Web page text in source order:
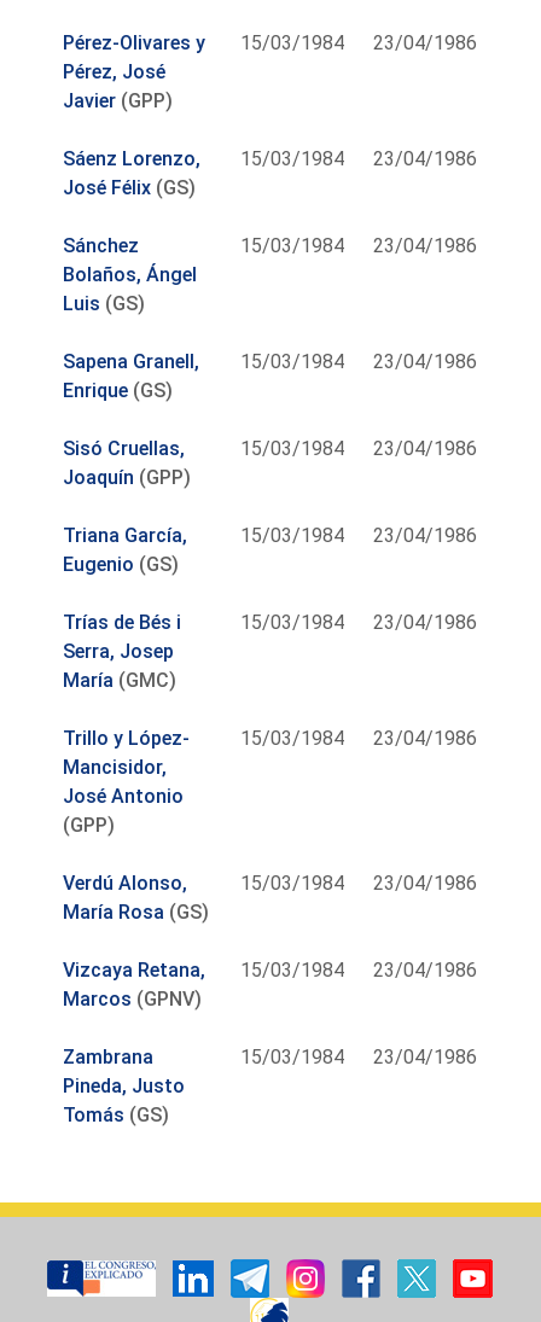
Pérez-Olivares y
Pérez, José
Javier (GPP)
15/03/1984 23/04/1986
Sáenz Lorenzo,
José Félix (GS)
15/03/1984 23/04/1986
Sánchez
Bolaños, Ángel
Luis (GS)
15/03/1984 23/04/1986
Sapena Granell,
Enrique (GS)
15/03/1984 23/04/1986
Sisó Cruellas,
Joaquín (GPP)
15/03/1984 23/04/1986
Triana García,
Eugenio (GS)
15/03/1984 23/04/1986
Trías de Bés i
Serra, Josep
María (GMC)
15/03/1984 23/04/1986
Trillo y López-
Mancisidor,
José Antonio
(GPP)
15/03/1984 23/04/1986
Verdú Alonso,
María Rosa (GS)
15/03/1984 23/04/1986
Vizcaya Retana,
Marcos (GPNV)
15/03/1984 23/04/1986
Zambrana
Pineda, Justo
Tomás (GS)
15/03/1984 23/04/1986